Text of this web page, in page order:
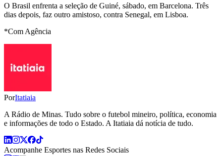
O Brasil enfrenta a seleção de Guiné, sábado, em Barcelona. Três
dias depois, faz outro amistoso, contra Senegal, em Lisboa.
*Com Agência
PorItatiaia
A Rádio de Minas. Tudo sobre o futebol mineiro, política, economia
e informações de todo o Estado. A Itatiaia dá notícia de tudo.
Acompanhe Esportes nas Redes Sociais